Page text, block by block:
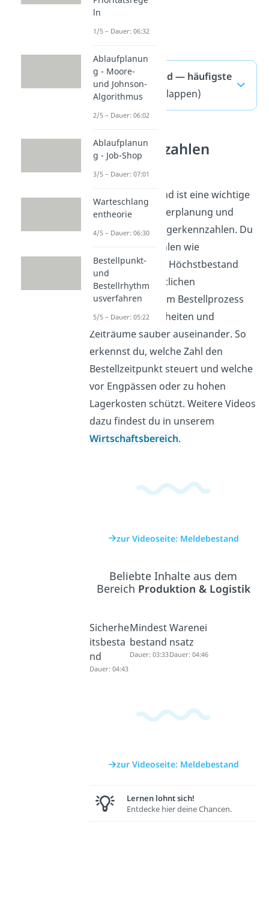
Meldebestand — häufigste
Fragen (ausklappen)
Lagerkennzahlen
verstehen
Der Meldebestand ist eine wichtige
Größe in der Lagerplanung und
gehört zu den Lagerkennzahlen. Du
ordnest Kennzahlen wie
Mindestbestand, Höchstbestand
und durchschnittlichen
Lagerbestand dem Bestellprozess
zu und hältst Einheiten und
Zeiträume sauber auseinander. So
erkennst du, welche Zahl den
Bestellzeitpunkt steuert und welche
vor Engpässen oder zu hohen
Lagerkosten schützt. Weitere Videos
dazu findest du in unserem
Wirtschaftsbereich.
zur Videoseite: Meldebestand
Beliebte Inhalte aus dem
Bereich Produktion & Logistik
Sicherhe
itsbesta
nd
Dauer: 04:43
Mindest
bestand
Dauer: 03:33
Warenei
nsatz
Dauer: 04:46
zur Videoseite: Meldebestand
Lernen lohnt sich!
Entdecke hier deine Chancen.
ln
1/5 – Dauer: 06:32
Ablaufplanun
g - Moore-
und Johnson-
Algorithmus
2/5 – Dauer: 06:02
Ablaufplanun
g - Job-Shop
3/5 – Dauer: 07:01
Warteschlang
entheorie
4/5 – Dauer: 06:30
Bestellpunkt-
und
Bestellrhythm
usverfahren
5/5 – Dauer: 05:22